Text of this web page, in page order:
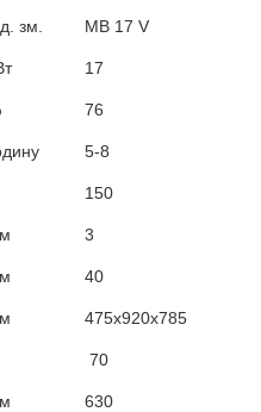
зм. МВ 17 V
17
76
5-8
150
3
40
475х920х785
70
630